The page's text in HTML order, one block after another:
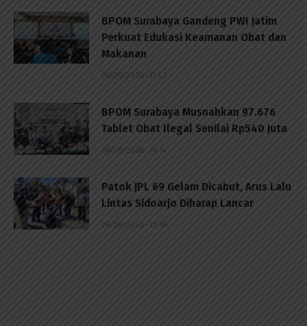
BPOM Surabaya Gandeng PWI Jatim
Perkuat Edukasi Keamanan Obat dan
Makanan
06/08/2026 - 17:52
BPOM Surabaya Musnahkan 97.676
Tablet Obat Ilegal Senilai Rp540 Juta
06/08/2026 - 14:14
Patok JPL 69 Gelam Dicabut, Arus Lalu
Lintas Sidoarjo Diharap Lancar
06/08/2026 - 12:55